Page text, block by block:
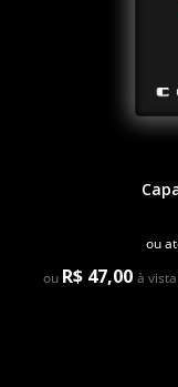
ou
ou R$ 47,00 à